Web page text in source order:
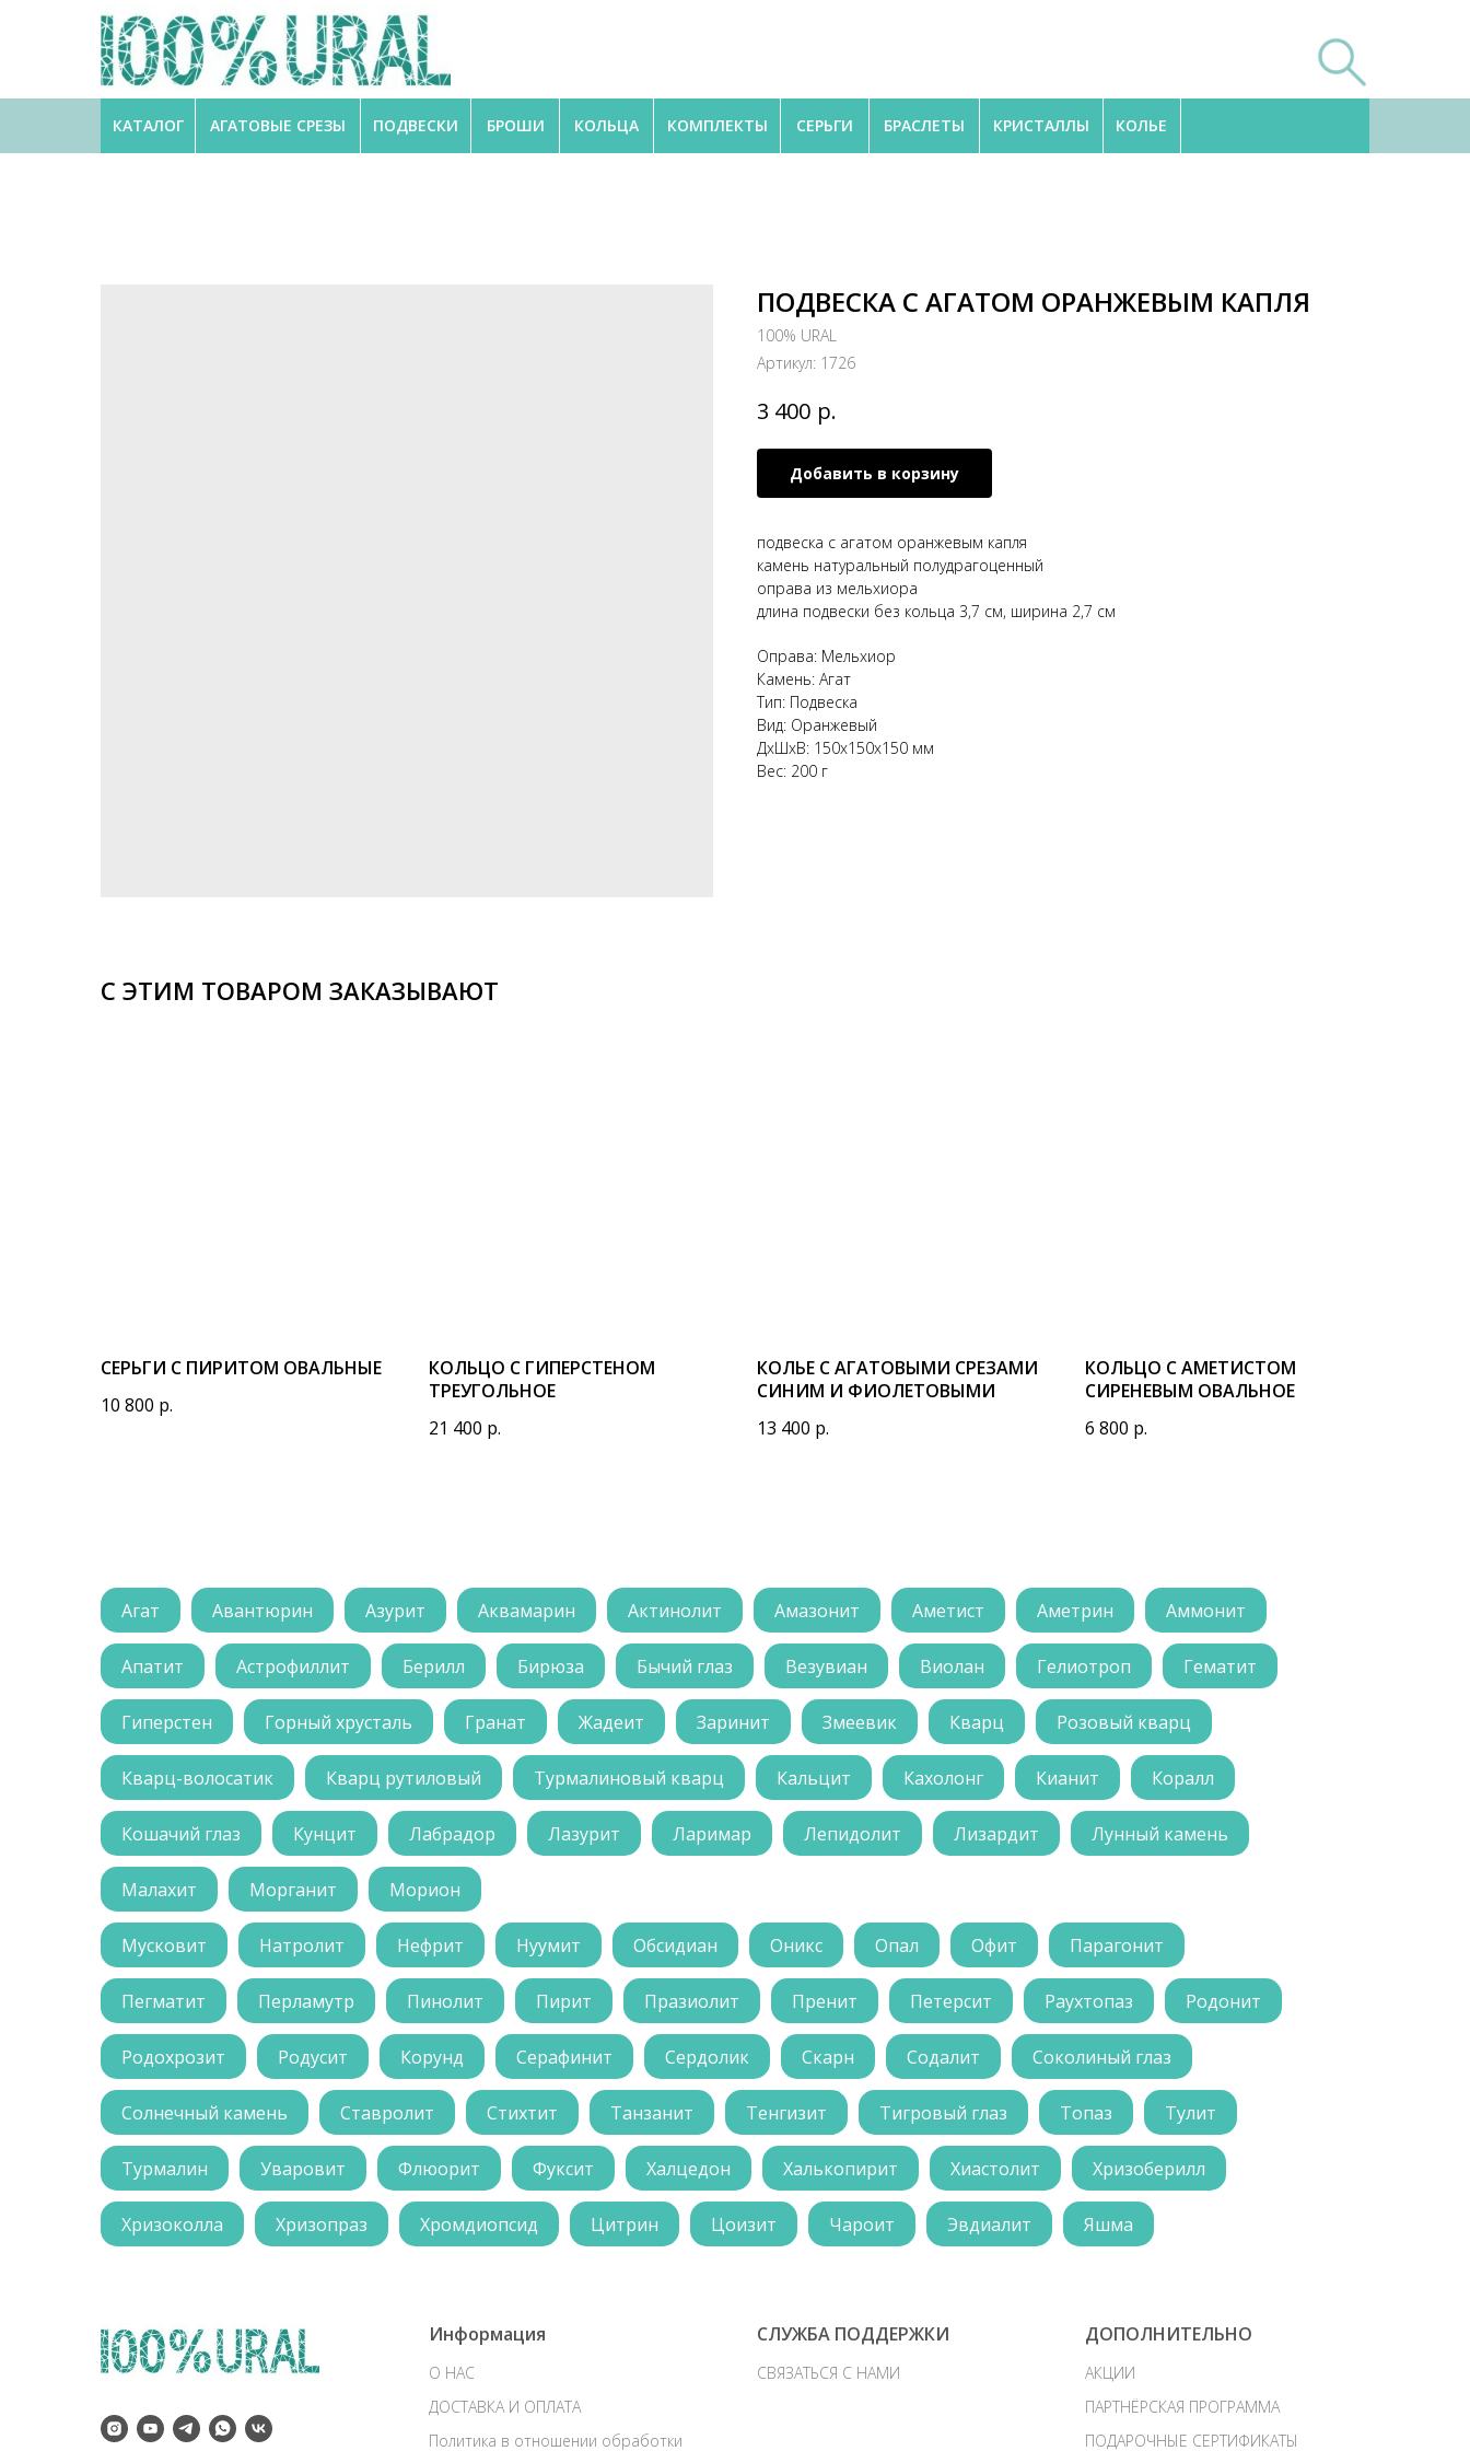
АГАТОВЫЕ СРЕЗЫ
КАТАЛОГ БРАСЛЕТЫ КОЛЬЕ
КРИСТАЛЛЫ
БРОШИ КОЛЬЦА КОМПЛЕКТЫ СЕРЬГИ
ПОДВЕСКИ
ПОДВЕСКА С АГАТОМ ОРАНЖЕВЫМ КАПЛЯ
100% URAL
Артикул: 1726
3 400 р.
Добавить в корзину
подвеска с агатом оранжевым капля
камень натуральный полудрагоценный
оправа из мельхиора
длина подвески без кольца 3,7 см, ширина 2,7 см
Оправа: Мельхиор
Камень: Агат
Тип: Подвеска
Вид: Оранжевый
ДxШxВ: 150x150x150 мм
Вес: 200 г
С ЭТИМ ТОВАРОМ ЗАКАЗЫВАЮТ
СЕРЬГИ С ПИРИТОМ ОВАЛЬНЫЕ
10 800 р.
КОЛЬЦО С ГИПЕРСТЕНОМ
ТРЕУГОЛЬНОЕ
21 400 р.
КОЛЬЕ С АГАТОВЫМИ СРЕЗАМИ
СИНИМ И ФИОЛЕТОВЫМИ
13 400 р.
КОЛЬЦО С АМЕТИСТОМ
СИРЕНЕВЫМ ОВАЛЬНОЕ
6 800 р.
Агат Авантюрин Азурит Аквамарин Актинолит Амазонит Аметист Аметрин Аммонит
Апатит Астрофиллит Берилл Бирюза Бычий глаз Везувиан Виолан Гелиотроп Гематит
Гиперстен Горный хрусталь Гранат Жадеит Заринит Змеевик Кварц Розовый кварц
Кварц-волосатик Кварц рутиловый Турмалиновый кварц Кальцит Кахолонг Кианит Коралл
Кошачий глаз Кунцит Лабрадор Лазурит Ларимар Лепидолит Лизардит Лунный камень
Малахит Морганит Морион
Мусковит Натролит Нефрит Нуумит Обсидиан Оникс Опал Офит Парагонит
Пегматит Перламутр Пинолит Пирит Празиолит Пренит Петерсит Раухтопаз Родонит
Родохрозит Родусит Корунд Серафинит Сердолик Скарн Содалит Соколиный глаз
Солнечный камень Ставролит Стихтит Танзанит Тенгизит Тигровый глаз Топаз Тулит
Турмалин Уваровит Флюорит Фуксит Халцедон Халькопирит Хиастолит Хризоберилл
Хризоколла Хризопраз Хромдиопсид Цитрин Цоизит Чароит Эвдиалит Яшма
Информация
О НАС
ДОСТАВКА И ОПЛАТА
Политика в отношении обработки
СЛУЖБА ПОДДЕРЖКИ
СВЯЗАТЬСЯ С НАМИ
ДОПОЛНИТЕЛЬНО
АКЦИИ
ПАРТНЁРСКАЯ ПРОГРАММА
ПОДАРОЧНЫЕ СЕРТИФИКАТЫ